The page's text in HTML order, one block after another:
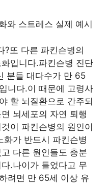
?또 다른 파킨슨병의
입니다.파킨슨병 진단
분들 대다수가 만 65
니다.이 때문에 고령사
할 뇌질환으로 간주되
뇌세포의 자연 퇴행
이 파킨슨병의 원인이
가 반드시 파킨슨병
다른 원인들도 충분
.나이가 들었다고 무
려면 만 65세 이상 유